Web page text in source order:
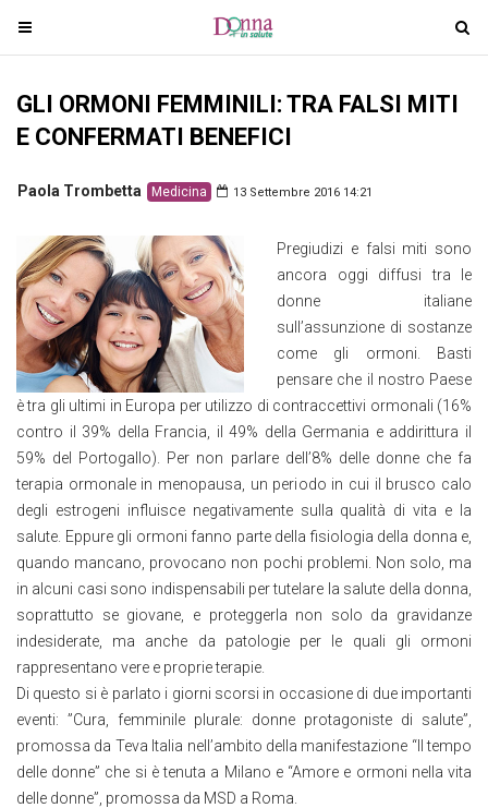
T
o
g
l
n
g
a
t
i
o
T
o
GLI ORMONI FEMMINILI: TRA FALSI MITI
E CONFERMATI BENEFICI
Paola Trombetta Medicina 13 Settembre 2016 14:21
Pregiudizi e falsi miti sono
ancora oggi diffusi tra le
donne italiane
sull’assunzione di sostanze
come gli ormoni. Basti
pensare che il nostro Paese
è tra gli ultimi in Europa per utilizzo di contraccettivi ormonali (16%
contro il 39% della Francia, il 49% della Germania e addirittura il
59% del Portogallo). Per non parlare dell’8% delle donne che fa
terapia ormonale in menopausa, un periodo in cui il brusco calo
degli estrogeni influisce negativamente sulla qualità di vita e la
salute. Eppure gli ormoni fanno parte della fisiologia della donna e,
quando mancano, provocano non pochi problemi. Non solo, ma
in alcuni casi sono indispensabili per tutelare la salute della donna,
soprattutto se giovane, e proteggerla non solo da gravidanze
indesiderate, ma anche da patologie per le quali gli ormoni
rappresentano vere e proprie terapie.
Di questo si è parlato i giorni scorsi in occasione di due importanti
eventi: ”Cura, femminile plurale: donne protagoniste di salute”,
promossa da Teva Italia nell’ambito della manifestazione “Il tempo
delle donne” che si è tenuta a Milano e “Amore e ormoni nella vita
delle donne”, promossa da MSD a Roma.